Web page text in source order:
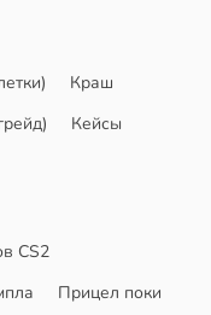
Краш
Кейсы
CS2
Прицел поки